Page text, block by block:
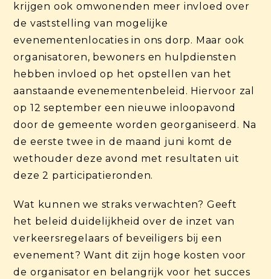
krijgen ook omwonenden meer invloed over
de vaststelling van mogelijke
evenementenlocaties in ons dorp. Maar ook
organisatoren, bewoners en hulpdiensten
hebben invloed op het opstellen van het
aanstaande evenementenbeleid. Hiervoor zal
op 12 september een nieuwe inloopavond
door de gemeente worden georganiseerd. Na
de eerste twee in de maand juni komt de
wethouder deze avond met resultaten uit
deze 2 participatieronden.
Wat kunnen we straks verwachten? Geeft
het beleid duidelijkheid over de inzet van
verkeersregelaars of beveiligers bij een
evenement? Want dit zijn hoge kosten voor
de organisator en belangrijk voor het succes